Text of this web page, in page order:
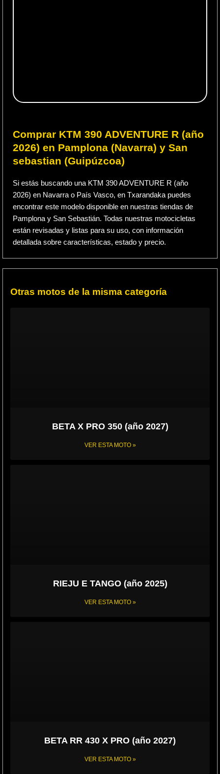
Comprar KTM 390 ADVENTURE R (año
2026) en Pamplona (Navarra) y San
sebastian (Guipúzcoa)
Si estás buscando una KTM 390 ADVENTURE R (año
2026) en Navarra o País Vasco, en Txarandaka puedes
encontrar este modelo disponible en nuestras tiendas de
Pamplona y San Sebastián. Todas nuestras motocicletas
están revisadas y listas para su uso, con información
detallada sobre características, estado y precio.
Otras motos de la misma categoría
BETA X PRO 350 (año 2027)
VER ESTA MOTO »
RIEJU E TANGO (año 2025)
VER ESTA MOTO »
BETA RR 430 X PRO (año 2027)
VER ESTA MOTO »